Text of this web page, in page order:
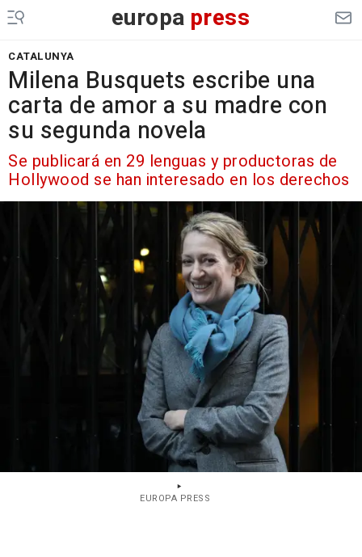
europa press
CATALUNYA
Milena Busquets escribe una
carta de amor a su madre con
su segunda novela
Se publicará en 29 lenguas y productoras de
Hollywood se han interesado en los derechos
EUROPA PRESS